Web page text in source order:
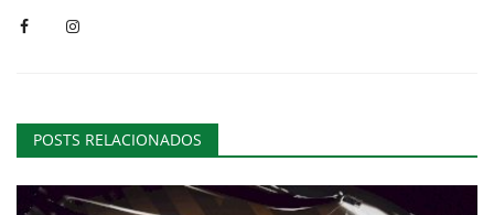
POSTS RELACIONADOS